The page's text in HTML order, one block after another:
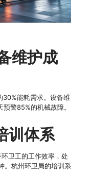
维护成
30%能耗需求。设备维
警85%的机械故障。
训体系
卫工的工作效率，处
。杭州环卫局的培训系